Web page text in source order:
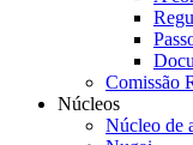
Comissão
Núcleos
Núcleo de